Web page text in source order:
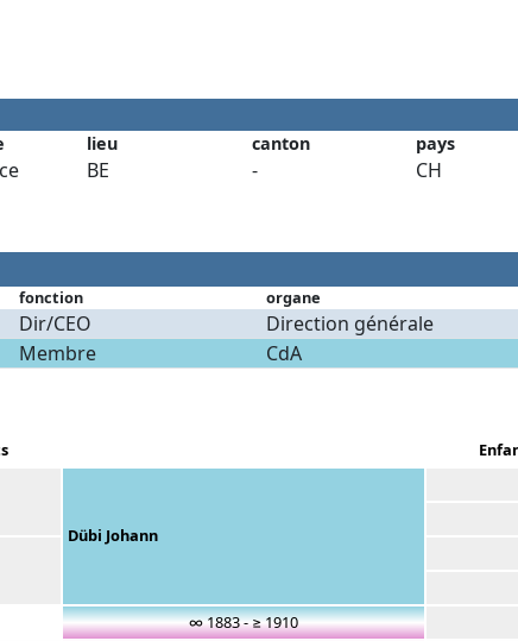
lieu canton pays
BE - CH
fonction organe
Dir/CEO
Direction générale
Membre CdA
Dübi Johann
∞ 1883 - ≥ 1910